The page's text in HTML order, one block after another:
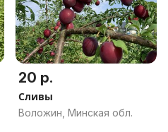
20 р.
Сливы
Воложин, Минская обл.